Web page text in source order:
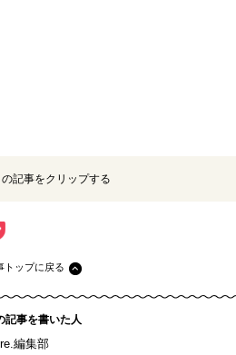
の記事をクリップする
トップに戻る
記事を書いた人
編集部